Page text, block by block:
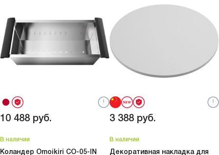
10 488 руб.
В наличии
Коландер Omoikiri CO-05-IN
3 388 руб.
В наличии
Декоративная накладка для